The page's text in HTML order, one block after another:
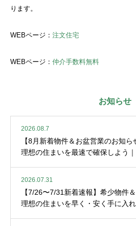
ります。
WEBページ： 注文住宅
WEBページ： 仲介手数料無料
お知らせ
2026.08.7
【8月新着物件＆お盆営業のお知
理想の住まいを最速で確保しよう
2026.07.31
【7/26〜7/31新着速報】希少物件
理想の住まいを早く・安く手に入